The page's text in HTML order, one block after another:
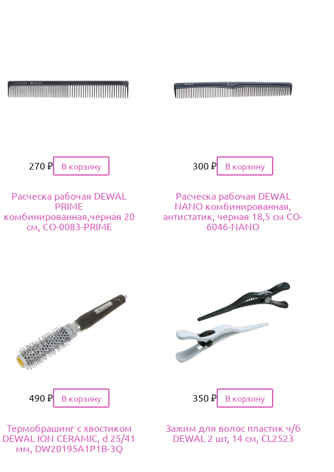
Цена
270 ₽
Расческа рабочая DEWAL
PRIME
комбинированная,черная 20
см, CO-0083-PRIME
Цена
300 ₽
Расческа рабочая DEWAL
NANO комбинированная,
антистатик, черная 18,5 см CO-
6046-NANO
Цена
490 ₽
Термобрашинг с хвостиком
DEWAL ION CERAMIC, d 25/41
мм, DW20195A1P1B-3Q
Цена
350 ₽
Зажим для волос пластик ч/б
DEWAL 2 шт, 14 см, CL2523